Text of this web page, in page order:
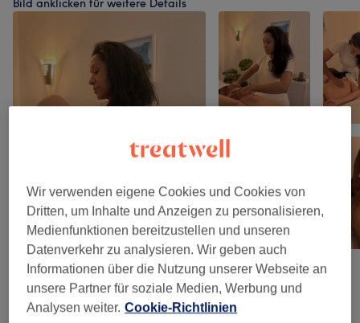
Bild anklicken für weitere Details
Salonbewertungen
Wir verwenden eigene Cookies und Cookies von
Dritten, um Inhalte und Anzeigen zu personalisieren,
Medienfunktionen bereitzustellen und unseren
Datenverkehr zu analysieren. Wir geben auch
Informationen über die Nutzung unserer Webseite an
unsere Partner für soziale Medien, Werbung und
Analysen weiter. Cookie-Richtlinien